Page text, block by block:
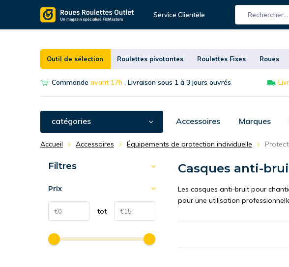
Service Clientèle
Outil de sélection Roulettes pivotantes Roulettes Fixes Roues
Commande avant 17h , Livraison sous 1 à 3 jours ouvrés
catégories Accessoires Marques
Accueil Accessoires Équipements de protection individuelle
Casques anti-
Les casques anti-bruit pour
pour une utilisation
Filtres
Prix
tot